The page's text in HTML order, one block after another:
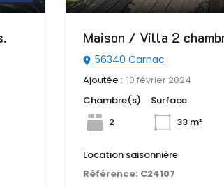
Maison / Villa 2
56340 Carnac
Ajoutée : 10 février 2024
Chambre(s)
2
Surface
33 m²
Location saisonnière
Référence: C24107